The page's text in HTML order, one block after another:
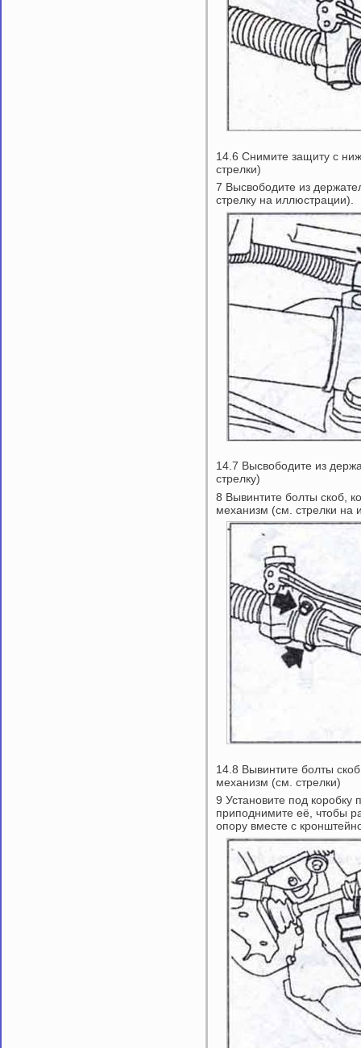
14.6 Снимите защиту с
стрелки)
7 Высвободите из
стрелку на иллюстрации).
14.7 Высвободите из
стрелку)
8 Вывинтите болты скоб,
механизм (см. стрелки на
14.8 Вывинтите болты
механизм (см. стрелки)
9 Установите под
приподнимите её, чтобы
опору вместе с